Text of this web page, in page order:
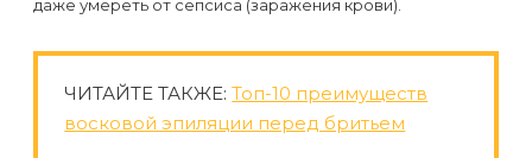
воском
или
сахаром
даже умереть от сепсиса (заражения крови).
ЧИТАЙТЕ ТАКЖЕ:Топ-10 преимуществ
восковой эпиляции перед бритьем